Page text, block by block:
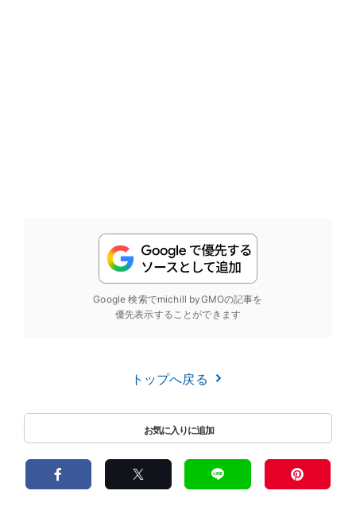
Google 検索でmichill byGMOの記事を
優先表示することができます
トップへ戻る